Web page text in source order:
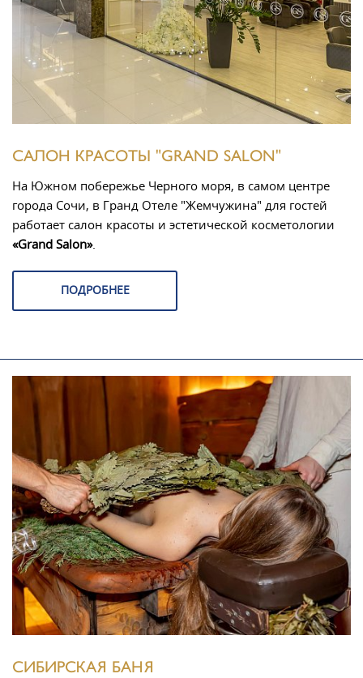
САЛОН КРАСОТЫ "GRAND SALON"
На Южном побережье Черного моря, в самом центре
города Сочи, в Гранд Отеле "Жемчужина" для гостей
работает салон красоты и эстетической косметологии
«Grand Salon».
ПОДРОБНЕЕ
СИБИРСКАЯ БАНЯ